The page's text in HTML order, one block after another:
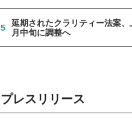
5
延期されたクラリティー法案
月中旬に調整へ
プレスリリース